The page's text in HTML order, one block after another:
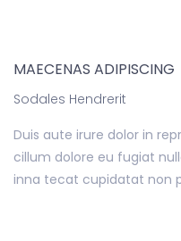
MAECENAS ADIPISCING
Sodales Hendrerit
Duis aute irure dolor in
cillum dolore eu fugiat
inna tecat cupidatat non